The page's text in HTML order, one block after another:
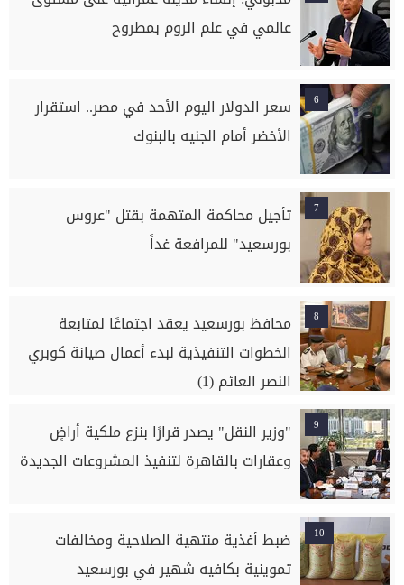
عالمي في علم الروم بمطروح
6
سعر الدولار اليوم الأحد في مصر.. استقرار
الأخضر أمام الجنيه بالبنوك
7
تأجيل محاكمة المتهمة بقتل "عروس
بورسعيد" للمرافعة غداً
8
محافظ بورسعيد يعقد اجتماعًا لمتابعة
الخطوات التنفيذية لبدء أعمال صيانة كوبري
النصر العائم (1)
9
"وزير النقل" يصدر قرارًا بنزع ملكية أراضٍ
وعقارات بالقاهرة لتنفيذ المشروعات الجديدة
10
ضبط أغذية منتهية الصلاحية ومخالفات
تموينية بكافيه شهير في بورسعيد